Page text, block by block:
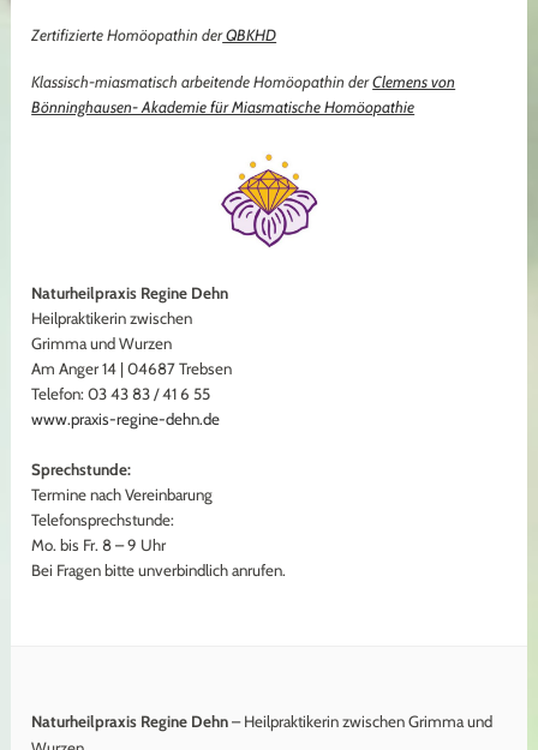
Zertifizierte Homöopathin derQBKHD
Klassisch-miasmatisch arbeitende Homöopathin derClemens von
Bönninghausen- Akademie für Miasmatische Homöopathie
Naturheilpraxis Regine Dehn
Heilpraktikerin zwischen
Grimma und Wurzen
Am Anger 14 | 04687 Trebsen
Telefon: 03 43 83 / 41 6 55
www.praxis-regine-dehn.de
Sprechstunde:
Termine nach Vereinbarung
Telefonsprechstunde:
Mo. bis Fr. 8 – 9 Uhr
Bei Fragen bitte unverbindlich anrufen.
Naturheilpraxis Regine Dehn– Heilpraktikerin zwischen Grimma und